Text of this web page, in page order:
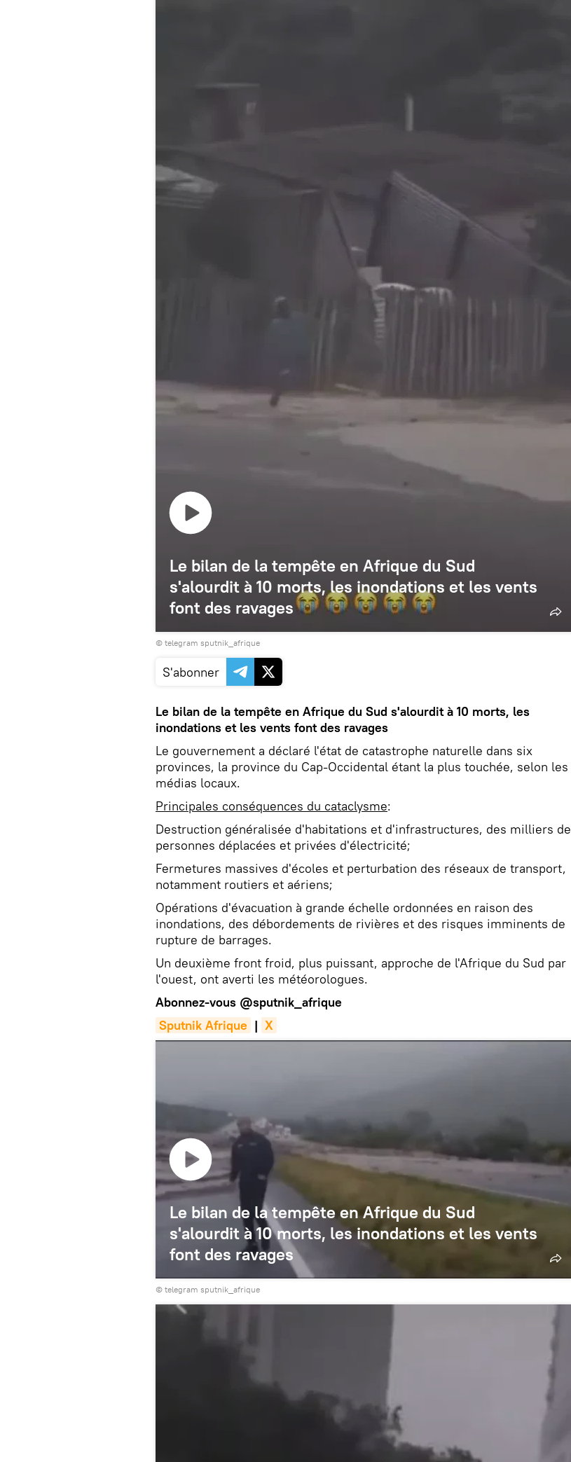
Le bilan de la tempête en Afrique du Sud
s'alourdit à 10 morts, les inondations et les vents
font des ravages
© telegram sputnik_afrique
S'abonner
Le bilan de la tempête en Afrique du Sud s'alourdit à 10 morts, les
inondations et les vents font des ravages
Le gouvernement a déclaré l'état de catastrophe naturelle dans six
provinces, la province du Cap-Occidental étant la plus touchée, selon les
médias locaux.
Principales conséquences du cataclysme:
Destruction généralisée d'habitations et d'infrastructures, des milliers de
personnes déplacées et privées d'électricité;
Fermetures massives d'écoles et perturbation des réseaux de transport,
notamment routiers et aériens;
Opérations d'évacuation à grande échelle ordonnées en raison des
inondations, des débordements de rivières et des risques imminents de
rupture de barrages.
Un deuxième front froid, plus puissant, approche de l'Afrique du Sud par
l'ouest, ont averti les météorologues.
Abonnez-vous @sputnik_afrique
Sputnik Afrique | X
Le bilan de la tempête en Afrique du Sud
s'alourdit à 10 morts, les inondations et les vents
font des ravages
© telegram sputnik_afrique